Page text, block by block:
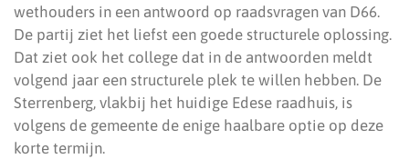
wethouders in een antwoord op raadsvragen van D66.
De partij ziet het liefst een goede structurele oplossing.
Dat ziet ook het college dat in de antwoorden meldt
volgend jaar een structurele plek te willen hebben. De
Sterrenberg, vlakbij het huidige Edese raadhuis, is
volgens de gemeente de enige haalbare optie op deze
korte termijn.